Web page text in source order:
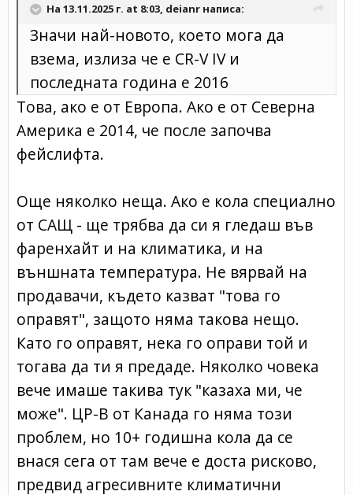
На 13.11.2025 г. at 8:03, deianr написа:
Значи най-новото, което мога да
взема, излиза че е CR-V IV и
последната година е 2016
Това, ако е от Европа. Ако е от Северна
Америка е 2014, че после започва
фейслифта.
Още няколко неща. Ако е кола специално
от САЩ - ще трябва да си я гледаш във
фаренхайт и на климатика, и на
външната температура. Не вярвай на
продавачи, където казват "това го
оправят", защото няма такова нещо.
Като го оправят, нека го оправи той и
тогава да ти я предаде. Няколко човека
вече имаше такива тук "казаха ми, че
може". ЦР-В от Канада го няма този
проблем, но 10+ годишна кола да се
внася сега от там вече е доста рисково,
предвид агресивните климатични